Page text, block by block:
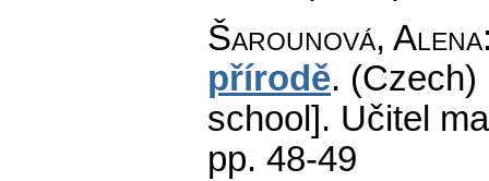
Šarounová, Alena
přírodě. (Czech)
school]. Učitel
pp. 48-49